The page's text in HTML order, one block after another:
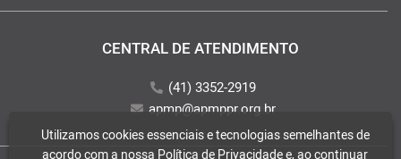
CENTRAL DE ATENDIMENTO
(41) 3352-2919
apmp@apmppr.org.br
Utilizamos cookies essenciais e tecnologias semelhantes de
acordo com a nossa Política de Privacidadee, ao continuar